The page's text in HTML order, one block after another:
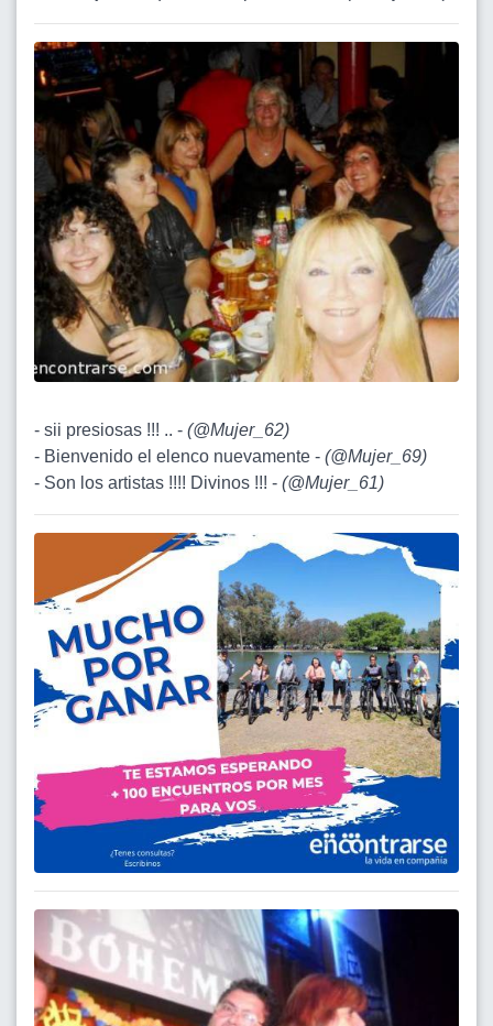
- sii presiosas !!! .. - (@Mujer_62)
- Bienvenido el elenco nuevamente - (@Mujer_69)
- Son los artistas !!!! Divinos !!! - (@Mujer_61)